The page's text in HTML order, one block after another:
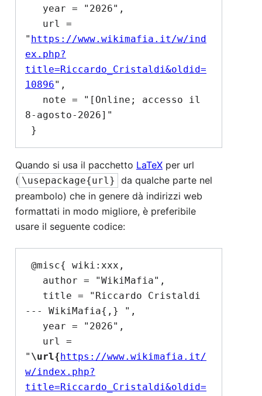
" https://www.wikimafia.it/w/ind
ex.php?
title=Riccardo_Cristaldi&oldid=
10896",
8-agosto-2026]"
Quando si usa il pacchetto LaTeX per url
( \usepackage{url}
da qualche parte nel
preambolo) che in genere dà indirizzi web
formattati in modo migliore, è preferibile
usare il seguente codice:
--- WikiMafia{,} ",
" \url{https://www.wikimafia.it/
w/index.php?
title=Riccardo_Cristaldi&oldid=